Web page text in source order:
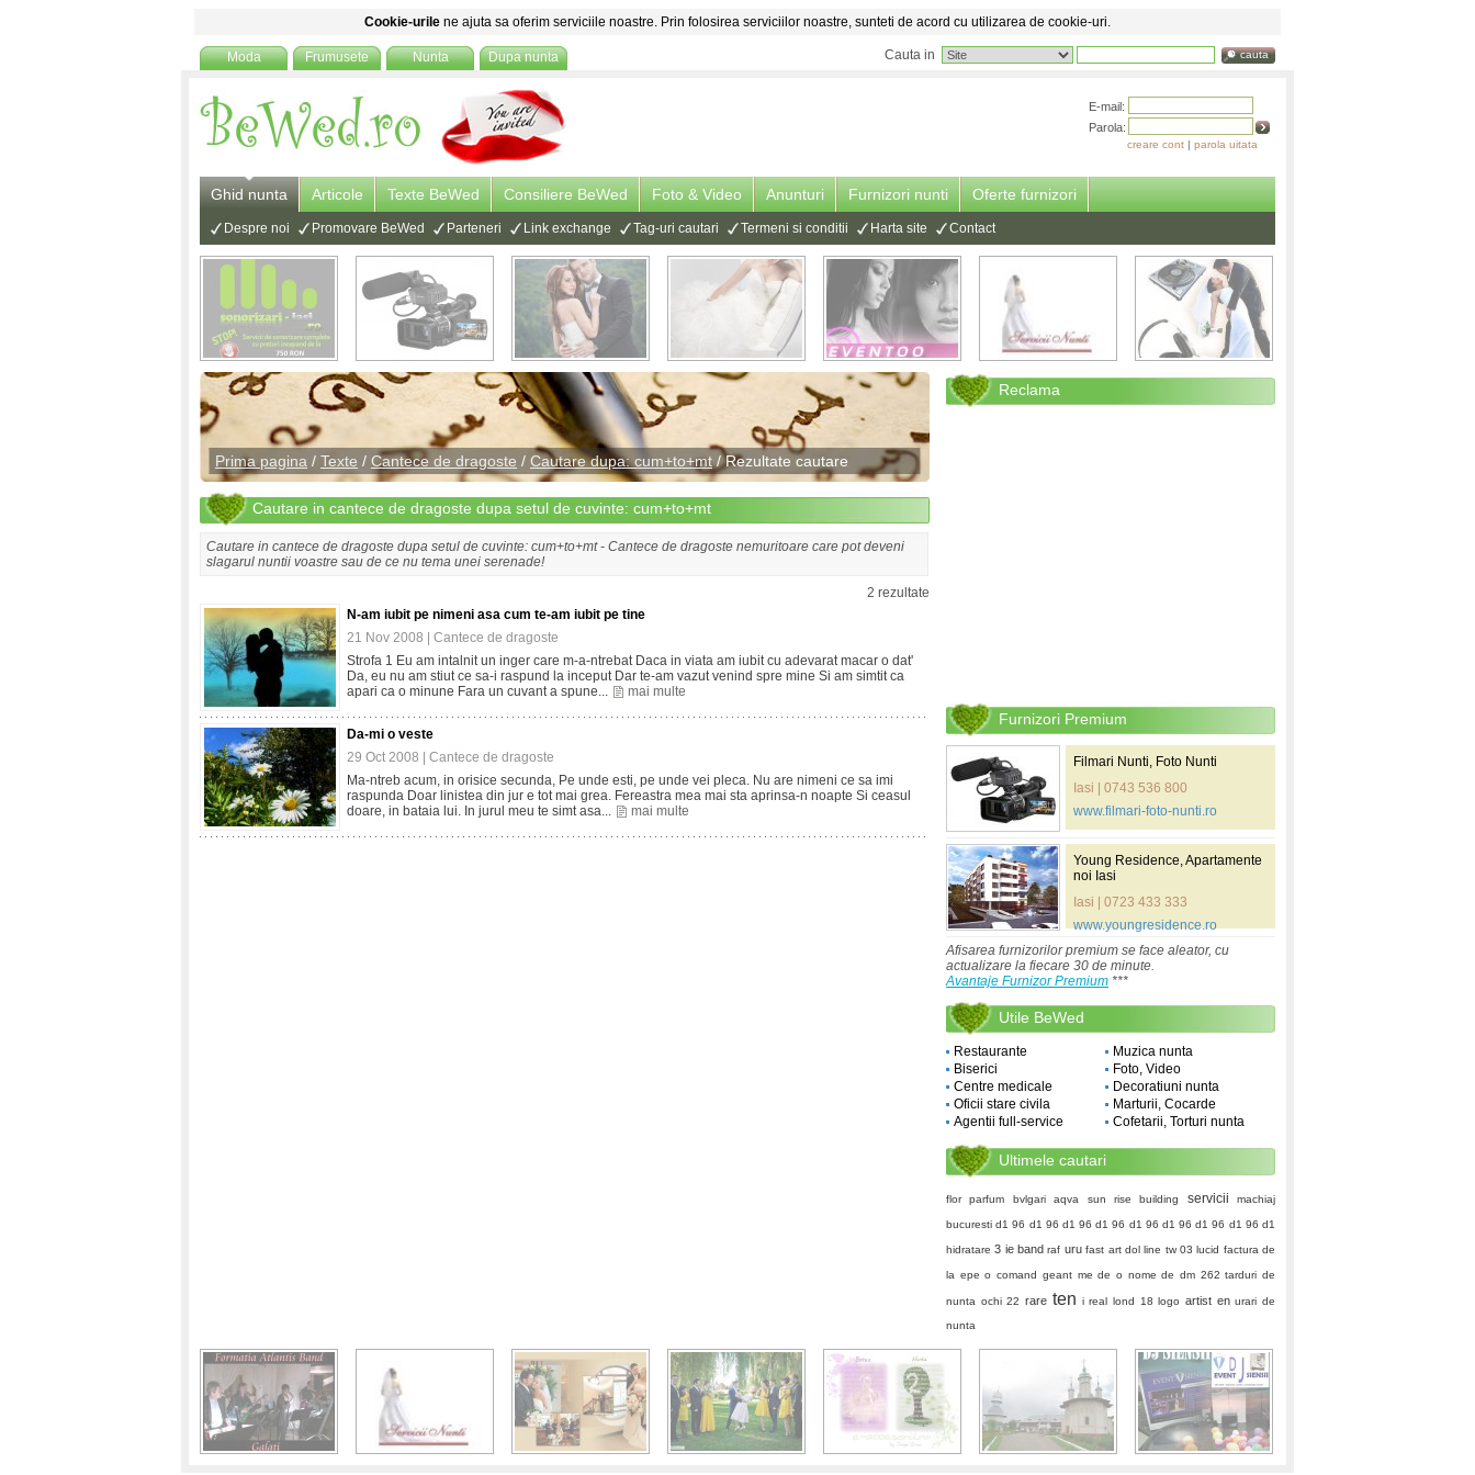
Cookie-urile ne ajuta sa oferim serviciile noastre. Prin folosirea serviciilor noastre, sunteti de acord cu utilizarea de cookie-uri.
Moda Frumusete Nunta Dupa nunta Cauta in cauta
E-mail:
Parola:
creare cont | parola uitata
Ghid nunta Articole Texte BeWed Consiliere BeWed Foto & Video Anunturi Furnizori nunti Oferte furnizori
Despre noi Promovare BeWed Parteneri Link exchange Tag-uri cautari Termeni si conditii Harta site Contact
Prima pagina / Texte / Cantece de dragoste / Cautare dupa: cum+to+mt / Rezultate cautare
Cautare in cantece de dragoste dupa setul de cuvinte: cum+to+mt
Cautare in cantece de dragoste dupa setul de cuvinte: cum+to+mt - Cantece de dragoste nemuritoare care pot deveni
slagarul nuntii voastre sau de ce nu tema unei serenade!
2 rezultate
N-am iubit pe nimeni asa cum te-am iubit pe tine
21 Nov 2008 | Cantece de dragoste
Strofa 1 Eu am intalnit un inger care m-a-ntrebat Daca in viata am iubit cu adevarat macar o dat'
Da, eu nu am stiut ce sa-i raspund la inceput Dar te-am vazut venind spre mine Si am simtit ca
apari ca o minune Fara un cuvant a spune...
mai multe
Da-mi o veste
29 Oct 2008 | Cantece de dragoste
Ma-ntreb acum, in orisice secunda, Pe unde esti, pe unde vei pleca. Nu are nimeni ce sa imi
raspunda Doar linistea din jur e tot mai grea. Fereastra mea mai sta aprinsa-n noapte Si ceasul
doare, in bataia lui. In jurul meu te simt asa...
mai multe
Reclama
Furnizori Premium
Filmari Nunti, Foto Nunti
Iasi | 0743 536 800
www.filmari-foto-nunti.ro
Young Residence, Apartamente
noi Iasi
Iasi | 0723 433 333
www.youngresidence.ro
Afisarea furnizorilor premium se face aleator, cu
actualizare la fiecare 30 de minute.
Avantaje Furnizor Premium ***
Utile BeWed
Restaurante
Biserici
Centre medicale
Oficii stare civila
Agentii full-service
Muzica nunta
Foto, Video
Decoratiuni nunta
Marturii, Cocarde
Cofetarii, Torturi nunta
Ultimele cautari
flor parfum bvlgari aqva sun rise building servicii machiaj
bucuresti d1 96 d1 96 d1 96 d1 96 d1 96 d1 96 d1 96 d1 96 d1
hidratare 3 ie band raf uru fast art dol line tw 03 lucid factura de
la epe o comand geant me de o nome de dm 262 tarduri de
nunta ochi 22 rare ten i real lond 18 logo artist en urari de
nunta